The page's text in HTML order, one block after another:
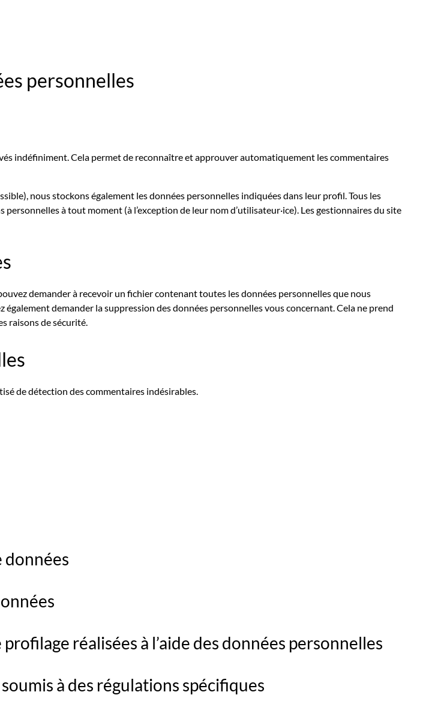
personnelles
indéfiniment. Cela permet de reconnaître et approuver automatiquement les commentaires
nous stockons également les données personnelles indiquées dans leur profil. Tous les
à tout moment (à l’exception de leur nom d’utilisateur·ice). Les gestionnaires du site
demander à recevoir un fichier contenant toutes les données personnelles que nous
demander la suppression des données personnelles vous concernant. Cela ne prend
raisons de sécurité.
de détection des commentaires indésirables.
données
réalisées à l’aide des données personnelles
à des régulations spécifiques